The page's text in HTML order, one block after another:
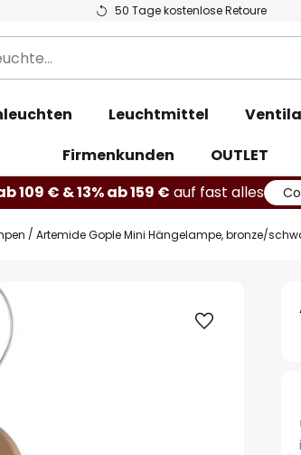
50 Tage kostenlose Retoure
Leuchtmittel
Firmenkunden
OUTLET
109 € & 13% ab 159 € auf fast alles
Artemide Gople Mini Hängelampe, bronze/